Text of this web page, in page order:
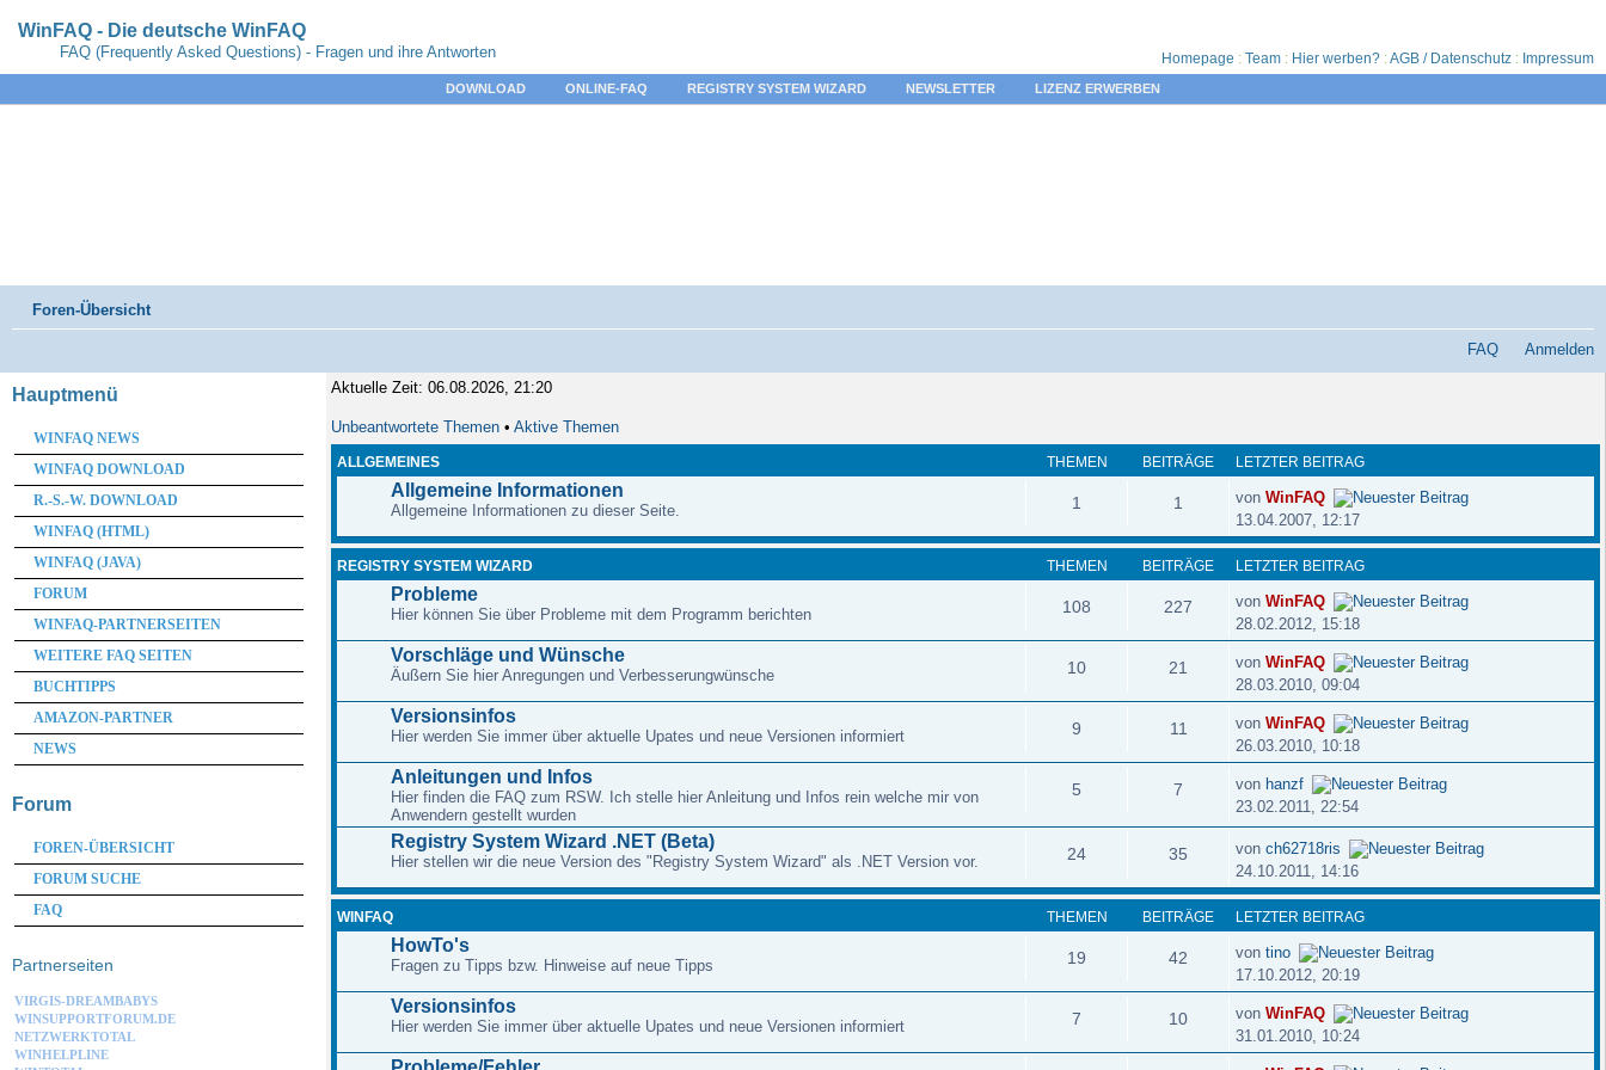
WinFAQ - Die deutsche WinFAQ
FAQ (Frequently Asked Questions) - Fragen und ihre Antworten Homepage : Team : Hier werben? :AGB / Datenschutz : Impressum
DOWNLOAD ONLINE-FAQ REGISTRY SYSTEM WIZARD NEWSLETTER LIZENZ ERWERBEN
Foren-Übersicht
FAQ Anmelden
Aktuelle Zeit: 06.08.2026, 21:20
Unbeantwortete Themen •Aktive Themen
ALLGEMEINES THEMEN BEITRÄGE LETZTER BEITRAG
Allgemeine Informationen
Allgemeine Informationen zu dieser Seite. 1 1 vonWinFAQ
13.04.2007, 12:17
REGISTRY SYSTEM WIZARD THEMEN BEITRÄGE LETZTER BEITRAG
Probleme
Hier können Sie über Probleme mit dem Programm berichten 108 227 vonWinFAQ
28.02.2012, 15:18
Vorschläge und Wünsche
Äußern Sie hier Anregungen und Verbesserungwünsche 10 21 vonWinFAQ
28.03.2010, 09:04
Versionsinfos
Hier werden Sie immer über aktuelle Upates und neue Versionen informiert 9 11 vonWinFAQ
26.03.2010, 10:18
Anleitungen und Infos
Hier finden die FAQ zum RSW. Ich stelle hier Anleitung und Infos rein welche mir von
Anwendern gestellt wurden
5 7 von hanzf
23.02.2011, 22:54
Registry System Wizard .NET (Beta)
Hier stellen wir die neue Version des "Registry System Wizard" als .NET Version vor. 24 35 vonch62718ris
24.10.2011, 14:16
WINFAQ THEMEN BEITRÄGE LETZTER BEITRAG
HowTo's
Fragen zu Tipps bzw. Hinweise auf neue Tipps 19 42 vontino
17.10.2012, 20:19
Versionsinfos
Hier werden Sie immer über aktuelle Upates und neue Versionen informiert 7 10 vonWinFAQ
31.01.2010, 10:24
Hauptmenü
WINFAQ NEWS
WINFAQ DOWNLOAD
R.-S.-W. DOWNLOAD
WINFAQ (HTML)
WINFAQ (JAVA)
FORUM
WINFAQ-PARTNERSEITEN
WEITERE FAQ SEITEN
BUCHTIPPS
AMAZON-PARTNER
NEWS
Forum
FOREN-ÜBERSICHT
FORUM SUCHE
FAQ
Partnerseiten
VIRGIS-DREAMBABYS
WINSUPPORTFORUM.DE
NETZWERKTOTAL
WINHELPLINE